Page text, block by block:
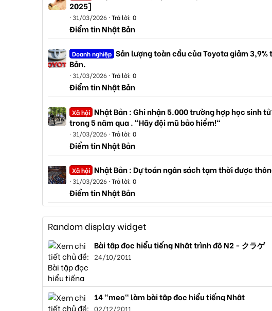
2025]
31/03/2026 Trả lời: 0
Điểm tin Nhật Bản
Doanh nghiệp Sản lượng toàn cầu của Toyota giảm
Bản.
31/03/2026 Trả lời: 0
Điểm tin Nhật Bản
Xã hội Nhật Bản : Ghi nhận 5.000 trường hợp học sinh
trong 5 năm qua . "Hãy đội mũ bảo hiểm!"
31/03/2026 Trả lời: 0
Điểm tin Nhật Bản
Xã hội Nhật Bản : Dự toán ngân sách tạm thời được
31/03/2026 Trả lời: 0
Điểm tin Nhật Bản
Random display widget
Bài tập đọc hiểu tiếng Nhật trình độ N2 - クラゲ
24/10/2011
14 "mẹo" làm bài tập đọc hiểu tiếng Nhật
02/12/2011